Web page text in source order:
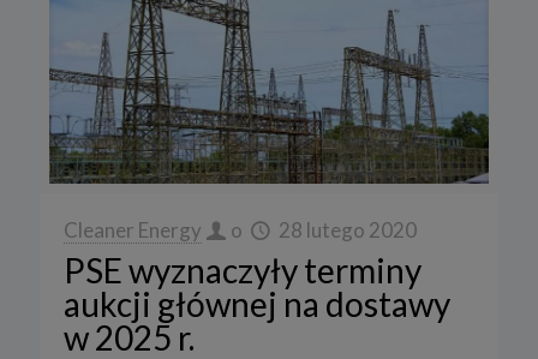
Cleaner Energy o 28 lutego 2020
PSE wyznaczyły terminy
aukcji głównej na dostawy
w 2025 r.